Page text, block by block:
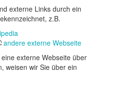
externe Links durch ein
z.B.
andere externe Webseite
externe Webseite über
weisen wir Sie über ein